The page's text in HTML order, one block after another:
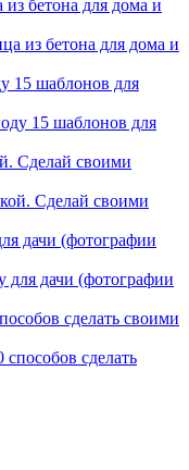
бетона для дома и
15 шаблонов для
Сделай своими
дачи (фотографии
сделать своими